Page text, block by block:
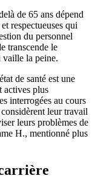
de 65 ans dépend
respectueuses qui
du personnel
transcende le
vaille la peine.
de santé est une
actives plus
interrogées au cours
leur travail
leurs problèmes de
H., mentionné plus